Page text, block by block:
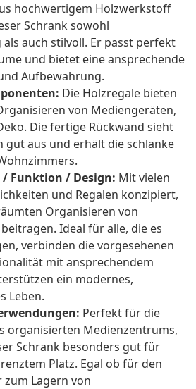
hochwertigem Holzwerkstoff
Schrank sowohl
auch stilvoll. Er passt perfekt
und bietet eine ansprechende
Aufbewahrung.
Die Holzregale bieten
von Mediengeräten,
Die fertige Rückwand sieht
gut aus und erhält die schlanke
/ Funktion / Design: Mit vielen
und Regalen konzipiert,
Organisieren von
Ideal für alle, die es
verbinden die vorgesehenen
mit ansprechendem
ein modernes,
Leben.
Perfekt für die
organisierten Medienzentrums,
Schrank besonders gut für
Platz. Egal ob für den
zum Lagern von